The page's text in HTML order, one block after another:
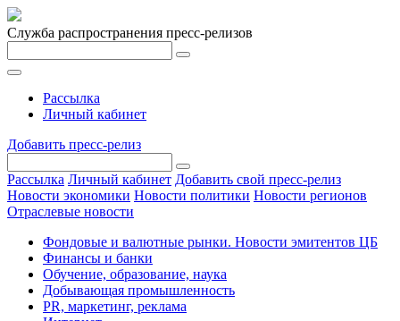
Служба распространения пресс-релизов
Рассылка
Личный кабинет
Добавить пресс-релиз
Рассылка Личный кабинет Добавить свой пресс-релиз
Новости экономики Новости политики Новости регионов
Отраслевые новости
Фондовые и валютные рынки. Новости эмитентов ЦБ
Финансы и банки
Обучение, образование, наука
Добывающая промышленность
PR, маркетинг, реклама